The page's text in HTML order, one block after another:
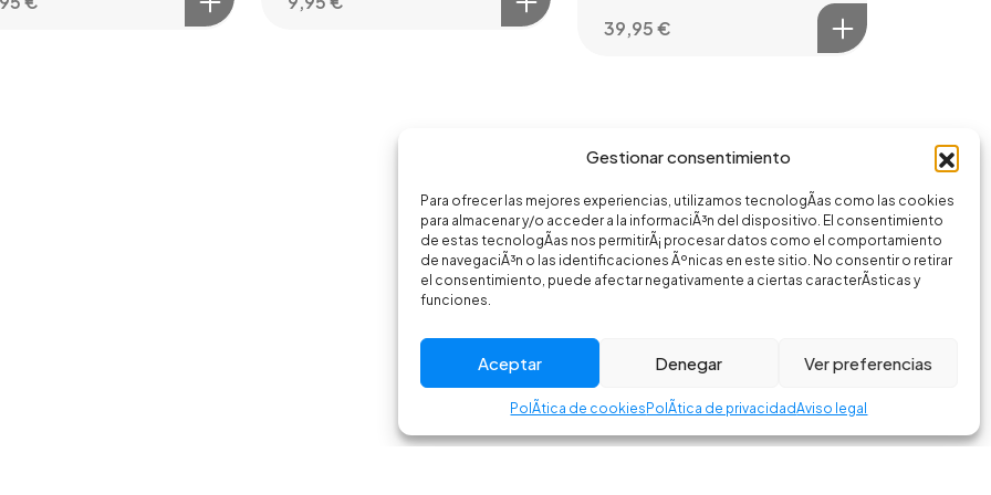
Gestionar consentimiento
Para ofrecer las mejores experiencias, utilizamos tecnologÃ­as como las cookies
para almacenar y/o acceder a la informaciÃ³n del dispositivo. El consentimiento
de estas tecnologÃ­as nos permitirÃ¡ procesar datos como el comportamiento
de navegaciÃ³n o las identificaciones Ãºnicas en este sitio. No consentir o retirar
el consentimiento, puede afectar negativamente a ciertas caracterÃ­sticas y
funciones.
Aceptar Denegar Ver preferencias
PolÃ­tica de cookies PolÃ­tica de privacidadAviso legal
39,95€